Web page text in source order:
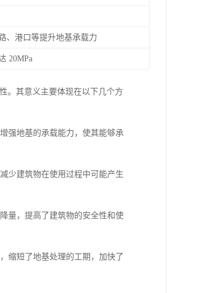
、港口等提升地基承载力
20MPa
。其意义主要体现在以下几个方
强地基的承载能力，使其能够承
少建筑物在使用过程中可能产生
量，提高了建筑物的安全性和使
缩短了地基处理的工期，加快了